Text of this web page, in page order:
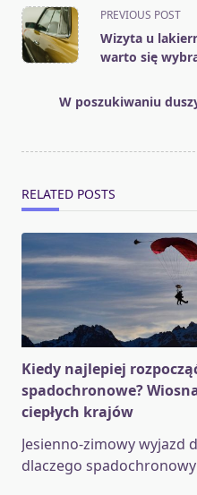
<span
class="nav-
subtitle
reader-
PREVIOUS POST
Wizyta u
warto się
W poszukiwaniu
RELATED POSTS
Kiedy najlepiej
spadochronowe?
ciepłych krajów
Jesienno-zimowy wyjazd
dlaczego spadochronowy